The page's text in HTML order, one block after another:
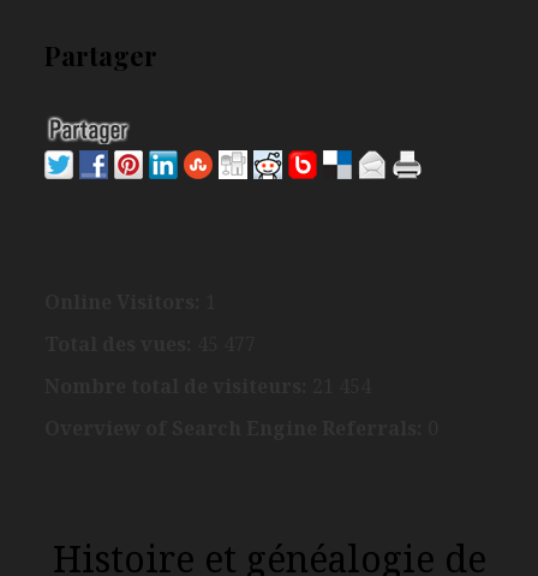
Partager
Histoire et généalogie de